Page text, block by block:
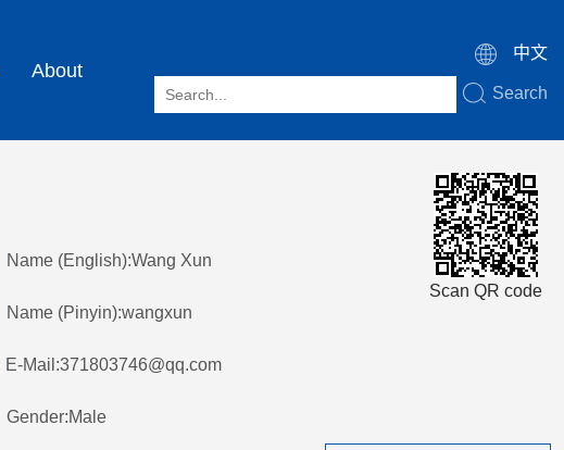
About
中文
Search
Name (English):Wang Xun
Name (Pinyin):wangxun
E-Mail:371803746@qq.com
Gender:Male
Scan QR code